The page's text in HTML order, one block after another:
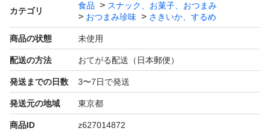
＊酒の肴だけでなく、炊き込みご飯や煮物などにもおすす
め
【発送について】
厚紙封筒、クラフト封筒、宅配ビニール袋、クッション封
筒などに商品をそのまま入れて発送予定です。
カテゴリ
食品
スナック、お菓子、おつまみ
おつまみ珍味
さきいか、するめ
商品の状態 未使用
配送の方法 おてがる配送（日本郵便）
発送までの日数 3〜7日で発送
発送元の地域 東京都
商品ID z627014872